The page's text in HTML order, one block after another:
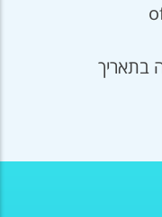
בתאריך